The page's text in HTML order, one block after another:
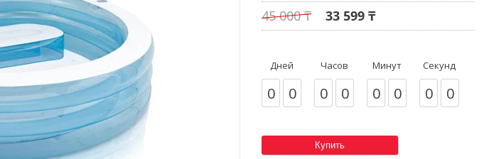
45 000 ₸ 33 599 ₸
Дней
0 0
Часов
0 0
Минут
0 0
Секунд
0 0
Купить